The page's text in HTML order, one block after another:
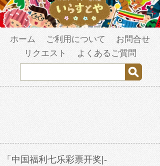
ホーム ご利用について
お問合せ
リクエスト
よくあるご質問
「中国福利七乐彩票开奖|-